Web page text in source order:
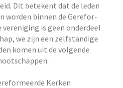
Dit betekent dat de leden
worden binnen de Gerefor­
vereniging is geen onderdeel
we zijn een zelfstandige
komen uit de volgende
Kerken